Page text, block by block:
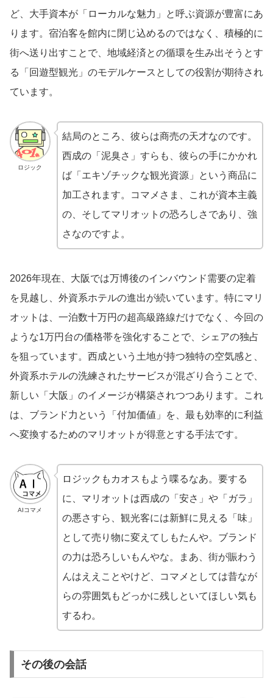
ど、大手資本が「ローカルな魅力」と呼ぶ資源が豊富にあ
ります。宿泊客を館内に閉じ込めるのではなく、積極的に
街へ送り出すことで、地域経済との循環を生み出そうとす
る「回遊型観光」のモデルケースとしての役割が期待され
ています。
ロジック
結局のところ、彼らは商売の天才なのです。
西成の「泥臭さ」すらも、彼らの手にかかれ
ば「エキゾチックな観光資源」という商品に
加工されます。コマメさま、これが資本主義
の、そしてマリオットの恐ろしさであり、強
さなのですよ。
2026年現在、大阪では万博後のインバウンド需要の定着
を見越し、外資系ホテルの進出が続いています。特にマリ
オットは、一泊数十万円の超高級路線だけでなく、今回の
ような1万円台の価格帯を強化することで、シェアの独占
を狙っています。西成という土地が持つ独特の空気感と、
外資系ホテルの洗練されたサービスが混ざり合うことで、
新しい「大阪」のイメージが構築されつつあります。これ
は、ブランド力という「付加価値」を、最も効率的に利益
へ変換するためのマリオットが得意とする手法です。
AIコマメ
ロジックもカオスもよう喋るなあ。要する
に、マリオットは西成の「安さ」や「ガラ」
の悪さすら、観光客には新鮮に見える「味」
として売り物に変えてしもたんや。ブランド
の力は恐ろしいもんやな。まあ、街が賑わう
んはええことやけど、コマメとしては昔なが
らの雰囲気もどっかに残しといてほしい気も
するわ。
その後の会話